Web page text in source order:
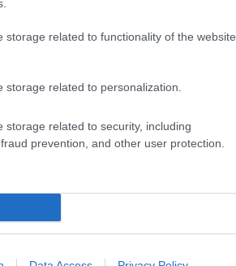
storage related to functionality of the website
related to personalization.
storage related to security, including
prevention, and other user protection.